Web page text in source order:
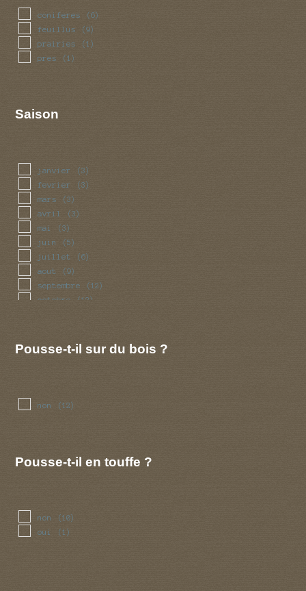
coniferes (6)
feuillus (9)
prairies (1)
pres (1)
Saison
janvier (3)
fevrier (3)
mars (3)
avril (3)
mai (3)
juin (5)
juillet (6)
aout (9)
septembre (12)
octobre (12)
Pousse-t-il sur du bois ?
non (12)
Pousse-t-il en touffe ?
non (10)
oui (1)